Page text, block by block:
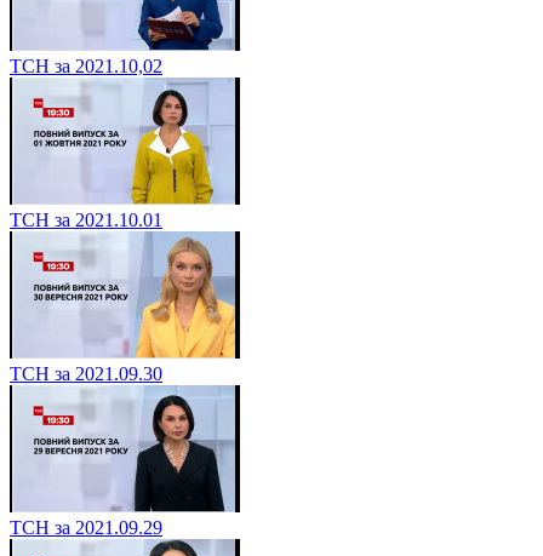
ТСН за 2021.10,02
ТСН за 2021.10.01
ТСН за 2021.09.30
ТСН за 2021.09.29